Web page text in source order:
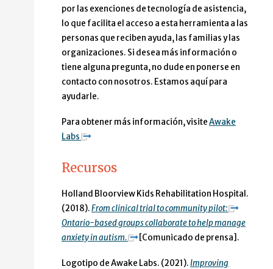
por las exenciones de tecnología de asistencia,
lo que facilita el acceso a esta herramienta a las
personas que reciben ayuda, las familias y las
organizaciones. Si desea más información o
tiene alguna pregunta, no dude en ponerse en
contacto con nosotros. Estamos aquí para
ayudarle.
Para obtener más información, visiteAwake
Labs
Recursos
Holland Bloorview Kids Rehabilitation Hospital.
(2018).From clinical trial to community pilot:
Ontario-based groups collaborate to help manage
anxiety in autism.
[Comunicado de prensa].
Logotipo de Awake Labs. (2021).Improving